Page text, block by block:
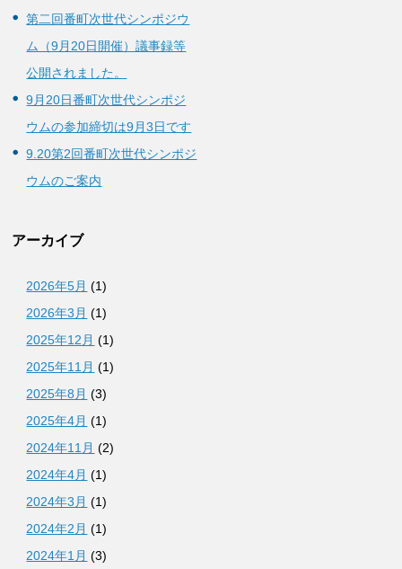
第二回番町次世代シンポジウ
ム（9月20日開催）議事録等
公開されました。
9月20日番町次世代シンポジ
ウムの参加締切は9月3日です
9.20第2回番町次世代シンポジ
ウムのご案内
アーカイブ
2026年5月 (1)
2026年3月 (1)
2025年12月 (1)
2025年11月 (1)
2025年8月 (3)
2025年4月 (1)
2024年11月 (2)
2024年4月 (1)
2024年3月 (1)
2024年2月 (1)
2024年1月 (3)